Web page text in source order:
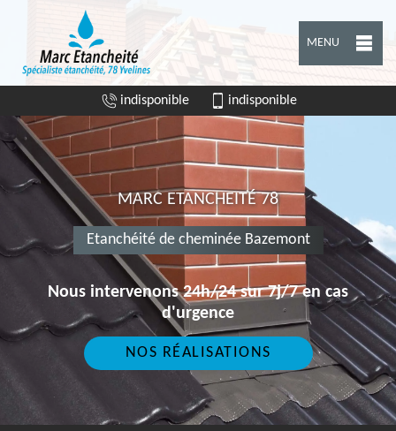
MENU
indisponible indisponible
MARC ETANCHEITÉ 78
Etanchéité de cheminée Bazemont
Nous intervenons 24h/24 sur 7j/7 en cas
d'urgence
NOS RÉALISATIONS